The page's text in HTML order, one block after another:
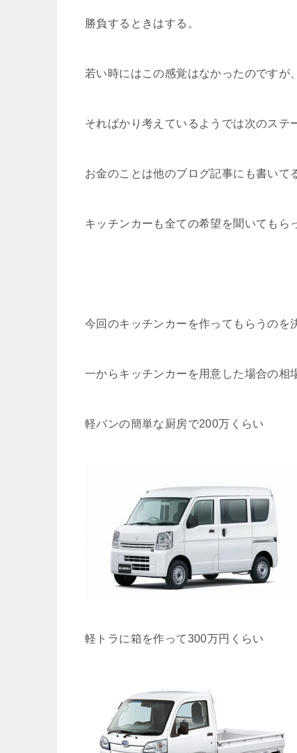
勝負するときはする。
若い時にはこの感覚はなかったのですが
そればかり考えているようでは次のステ
お金のことは他のブログ記事にも書いて
キッチンカーも全ての希望を聞いてもら
今回のキッチンカーを作ってもらうのを
一からキッチンカーを用意した場合の相
軽バンの簡単な厨房で200万くらい
軽トラに箱を作って300万円くらい